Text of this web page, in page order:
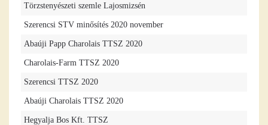
Törzstenyészeti szemle Lajosmizsén
Szerencsi STV minősítés 2020 november
Abaúji Papp Charolais TTSZ 2020
Charolais-Farm TTSZ 2020
Szerencsi TTSZ 2020
Abaúji Charolais TTSZ 2020
Hegyalja Bos Kft. TTSZ